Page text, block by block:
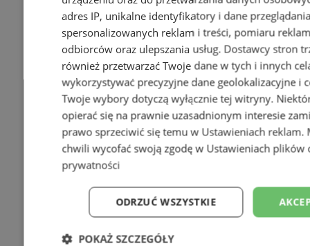
adres IP, unikalne identyfikatory i dane
spersonalizowanych reklam i treści, pomiaru
odbiorców oraz ulepszania usług. Dostawcy stron
również przetwarzać Twoje dane w tych i innych
wykorzystywać precyzyjne dane geolokalizacyjne i
Twoje wybory dotyczą wyłącznie tej witryny.
opierać się na prawnie uzasadnionym interesie
prawo sprzeciwić się temu w Ustawieniach reklam.
chwili wycofać swoją zgodę w Ustawieniach plików
prywatności
ODRZUĆ WSZYSTKIE
POKAŻ SZCZEGÓŁY